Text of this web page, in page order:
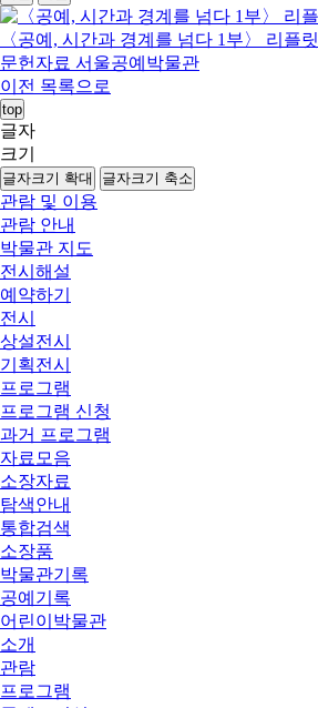
〈공예, 시간과 경계를 넘다 1부〉 리플릿
문헌자료 서울공예박물관
이전 목록으로
top
글자
크기
글자크기 확대 글자크기 축소
관람 및 이용
관람 안내
박물관 지도
전시해설
예약하기
전시
상설전시
기획전시
프로그램
프로그램 신청
과거 프로그램
자료모음
소장자료
탐색안내
통합검색
소장품
박물관기록
공예기록
어린이박물관
소개
관람
프로그램